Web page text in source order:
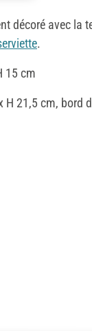
décoré avec la
.
15 cm
H 21,5 cm, bord